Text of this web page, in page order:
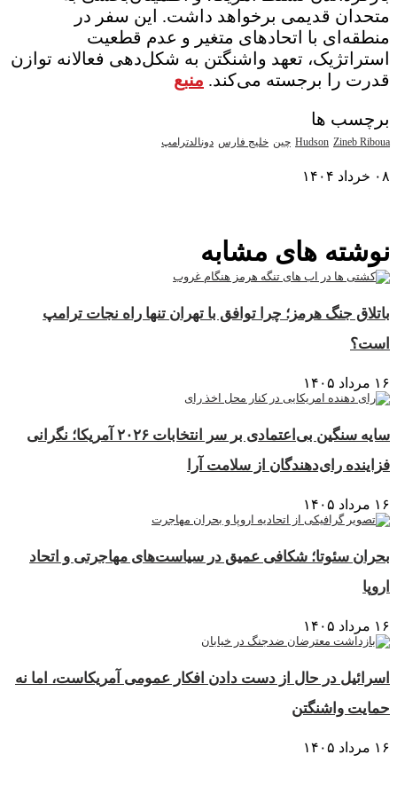
متحدان قدیمی برخواهد داشت. این سفر در
منطقه‌ای با اتحادهای متغیر و عدم قطعیت
استراتژیک، تعهد واشنگتن به شکل‌دهی فعالانه توازن
قدرت را برجسته می‌کند. منبع
برچسب ها
Hudson Zineb Riboua چین خلیج فارس دونالدترامپ
۰۸ خرداد ۱۴۰۴
نوشته های مشابه
باتلاق جنگ هرمز؛ چرا توافق با تهران تنها راه نجات ترامپ
است؟
۱۶ مرداد ۱۴۰۵
سایه سنگین بی‌اعتمادی بر سر انتخابات ۲۰۲۶ آمریکا؛ نگرانی
فزاینده رای‌دهندگان از سلامت آرا
۱۶ مرداد ۱۴۰۵
بحران سئوتا؛ شکافی عمیق در سیاست‌های مهاجرتی و اتحاد
اروپا
۱۶ مرداد ۱۴۰۵
اسرائیل در حال از دست دادن افکار عمومی آمریکاست، اما نه
حمایت واشنگتن
۱۶ مرداد ۱۴۰۵